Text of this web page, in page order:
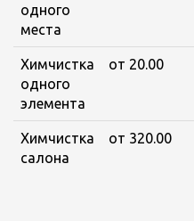
одного
места
Химчистка
одного
элемента
от 20.00
Химчистка
салона
от 320.00